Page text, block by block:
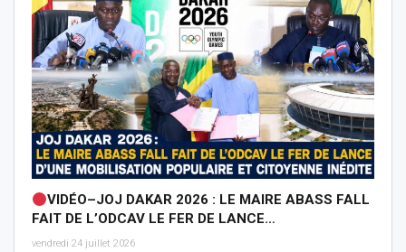
VIDÉO–JOJ DAKAR 2026 : LE MAIRE ABASS FALL
FAIT DE L’ODCAV LE FER DE LANCE…
vendredi 24 juillet 2026